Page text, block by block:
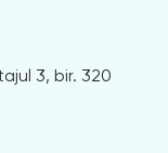
3, bir. 320